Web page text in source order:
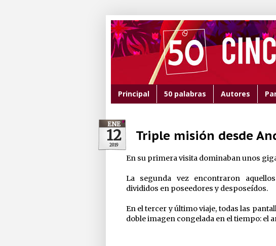
Principal 50 palabras Autores
ENE
12
2019
Triple misión desde
En su primera visita dominaban unos
La segunda vez encontraron
divididos en poseedores y desposeídos.
En el tercer y último viaje, todas las
doble imagen congelada en el tiempo: el